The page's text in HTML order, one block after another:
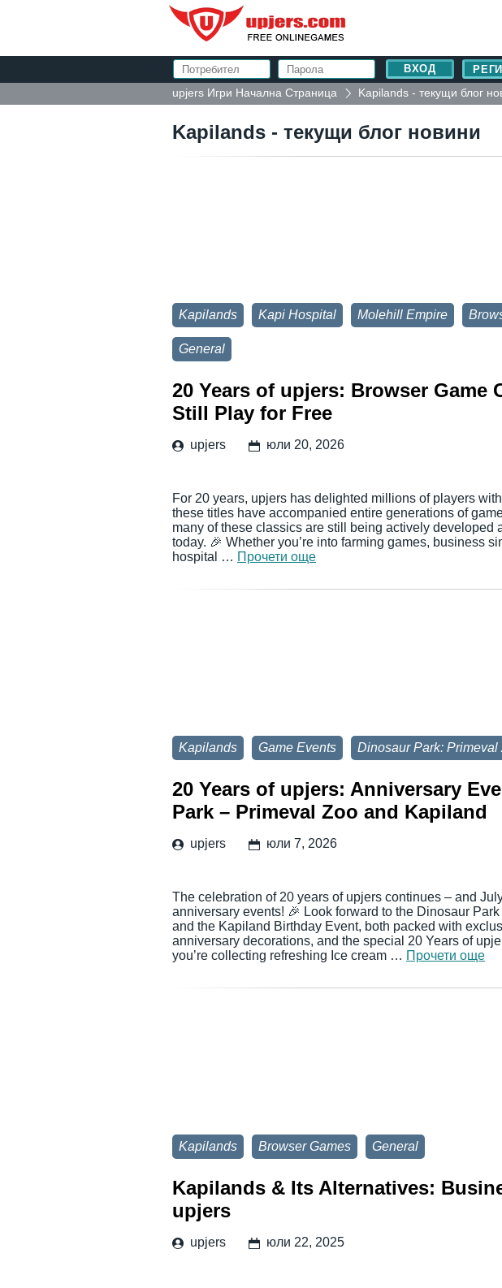
upjers Игри Начална Страница
Kapilands - текущи блог
Kapilands - текущи блог новини
Kapilands Kapi Hospital Molehill Empire
General
20 Years of upjers: Browser Game
Still Play for Free
upjers юли 20, 2026
For 20 years, upjers has delighted millions of players
these titles have accompanied entire generations of
many of these classics are still being actively developed
today. 🎉 Whether you’re into farming games, business
hospital … Прочети още
Kapilands Game Events Dinosaur Park: Primeval
20 Years of upjers: Anniversary
Park – Primeval Zoo and Kapiland
upjers юли 7, 2026
The celebration of 20 years of upjers continues – and
anniversary events! 🎉 Look forward to the Dinosaur
and the Kapiland Birthday Event, both packed with
anniversary decorations, and the special 20 Years of
you’re collecting refreshing Ice cream … Прочети още
Kapilands Browser Games General
Kapilands & Its Alternatives:
upjers
upjers юли 22, 2025